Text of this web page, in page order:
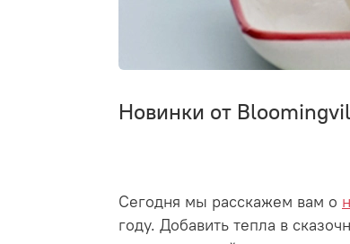
Новинки от
Сегодня мы расскажем вам о
году. Добавить тепла в